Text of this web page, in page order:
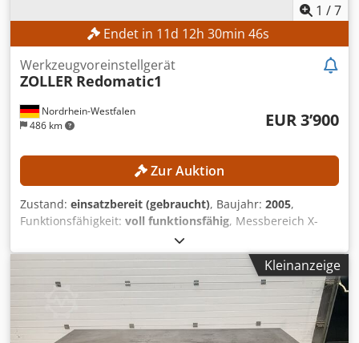
1 /7
Endet in 11d 12h 30min 43s
Nordrhein-Westfalen
486 km
Werkzeugvoreinstellgerät
ZOLLER Redomatic1
EUR 3’900
Zur Auktion
Zustand: einsatzbereit (gebraucht), Baujahr: 2005,
Funktionsfähigkeit: voll funktionsfähig, Messbereich X-
, Messbereich Y-Achse:
Messbereich Z-Achse:600 mm, Gesamtgewicht:700 kg,
Kombiniertes Einstell-, Schrumpf- und Messgerät Hinweis:
Am 30.05.2022 wurde die Maschine von einem Techniker
der Firma ZOLLER überprüft. Das Schrumpfen ist derzeit
nicht möglich. Die Induktionsspule und das Ansteuergerät
müssten erneuert werden. TECHNISCHE DETAILS
Kleinanzeige